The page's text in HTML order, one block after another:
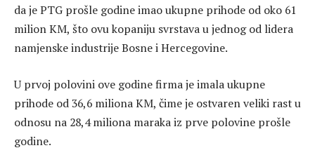
da je PTG prošle godine imao ukupne prihode od oko 61
milion KM, što ovu kopaniju svrstava u jednog od lidera
namjenske industrije Bosne i Hercegovine.
U prvoj polovini ove godine firma je imala ukupne
prihode od 36,6 miliona KM, čime je ostvaren veliki rast u
odnosu na 28,4 miliona maraka iz prve polovine prošle
godine.